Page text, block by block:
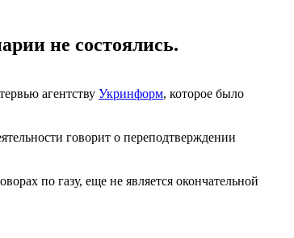
не состоялись.
агентству Укринформ, которое было
говорит о переподтверждении
по газу, еще не является окончательной